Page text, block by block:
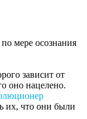
мере осознания
зависит от
оно нацелено.
их, что они были